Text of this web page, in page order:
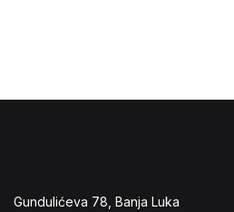
Gundulićeva 78, Banja Luka